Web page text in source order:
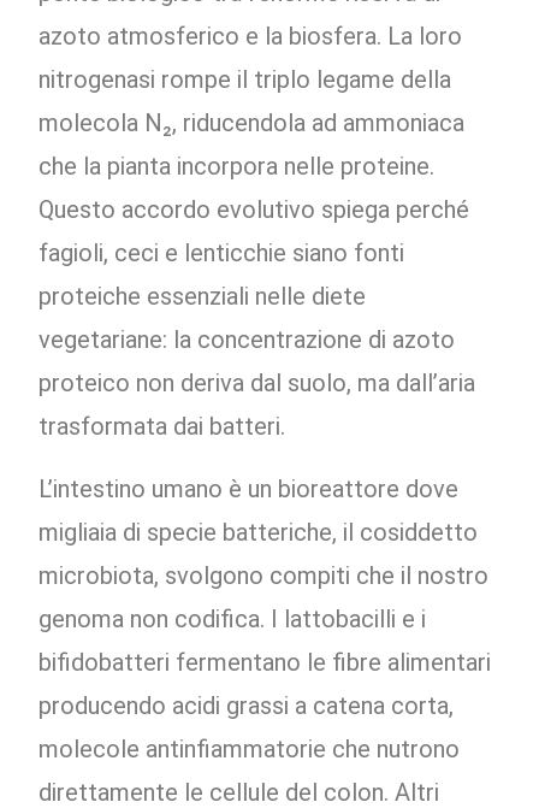
azoto atmosferico e la biosfera. La loro
nitrogenasi rompe il triplo legame della
molecola N₂, riducendola ad ammoniaca
che la pianta incorpora nelle proteine.
Questo accordo evolutivo spiega perché
fagioli, ceci e lenticchie siano fonti
proteiche essenziali nelle diete
vegetariane: la concentrazione di azoto
proteico non deriva dal suolo, ma dall’aria
trasformata dai batteri.
L’intestino umano è un bioreattore dove
migliaia di specie batteriche, il cosiddetto
microbiota, svolgono compiti che il nostro
genoma non codifica. I lattobacilli e i
bifidobatteri fermentano le fibre alimentari
producendo acidi grassi a catena corta,
molecole antinfiammatorie che nutrono
direttamente le cellule del colon. Altri